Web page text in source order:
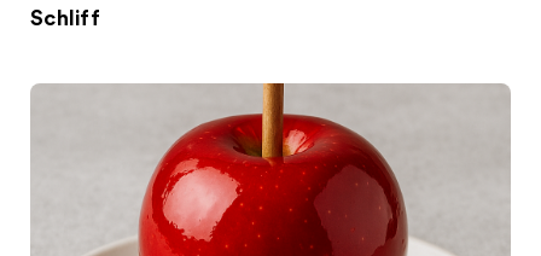
Schliff